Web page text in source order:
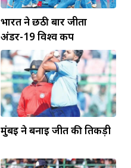
भारत ने छठी बार जीता
अंडर-19 विश्व कप
मुंबई ने बनाई जीत की तिकड़ी